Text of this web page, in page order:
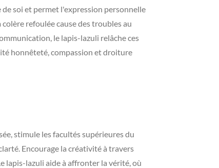
soi et permet l'expression personnelle
refoulée cause des troubles au
le lapis-lazuli relâche ces
honnêteté, compassion et droiture
stimule les facultés supérieures du
Encourage la créativité à travers
lapis-lazuli aide à affronter la vérité, où